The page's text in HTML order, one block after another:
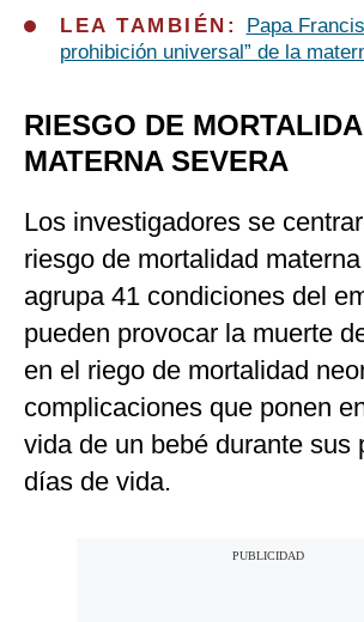
LEA TAMBIÉN:
Papa
prohibición universal” de la
RIESGO DE
MATERNA SEVERA
Los investigadores se
riesgo de mortalidad
agrupa 41 condiciones del
pueden provocar la muerte
en el riego de mortalidad
complicaciones que ponen
vida de un bebé durante sus
días de vida.